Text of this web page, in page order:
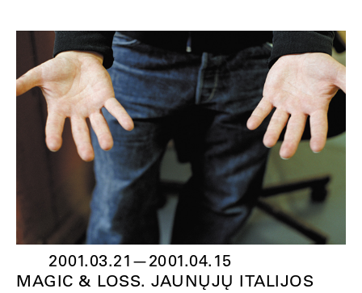
2001.03.21 —2001.04.15
MAGIC & LOSS. JAUNŲJŲ ITALIJOS